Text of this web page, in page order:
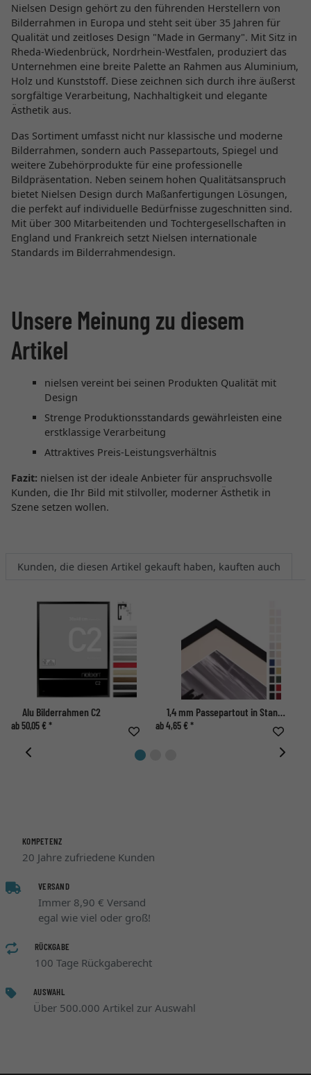
Nielsen Design gehört zu den führenden Herstellern von
Bilderrahmen in Europa und steht seit über 35 Jahren für
Qualität und zeitloses Design "Made in Germany". Mit Sitz in
Rheda-Wiedenbrück, Nordrhein-Westfalen, produziert das
Unternehmen eine breite Palette an Rahmen aus Aluminium,
Holz und Kunststoff. Diese zeichnen sich durch ihre äußerst
sorgfältige Verarbeitung, Nachhaltigkeit und elegante
Ästhetik aus.
Das Sortiment umfasst nicht nur klassische und moderne
Bilderrahmen, sondern auch Passepartouts, Spiegel und
weitere Zubehörprodukte für eine professionelle
Bildpräsentation. Neben seinem hohen Qualitätsanspruch
bietet Nielsen Design durch Maßanfertigungen Lösungen,
die perfekt auf individuelle Bedürfnisse zugeschnitten sind.
Mit über 300 Mitarbeitenden und Tochtergesellschaften in
England und Frankreich setzt Nielsen internationale
Standards im Bilderrahmendesign.
Unsere Meinung zu diesem
Artikel
nielsen vereint bei seinen Produkten Qualität mit
Design
Strenge Produktionsstandards gewährleisten eine
erstklassige Verarbeitung
Attraktives Preis-Leistungsverhältnis
Fazit: nielsen ist der ideale Anbieter für anspruchsvolle
Kunden, die Ihr Bild mit stilvoller, moderner Ästhetik in
Szene setzen wollen.
Kunden, die diesen Artikel gekauft haben, kauften auch
Alu Bilderrahmen C2
ab 50,05 € * ab 4,65 € *
KOMPETENZ
20 Jahre zufriedene Kunden
VERSAND
Immer 8,90 € Versand
egal wie viel oder groß!
RÜCKGABE
100 Tage Rückgaberecht
AUSWAHL
Über 500.000 Artikel zur Auswahl